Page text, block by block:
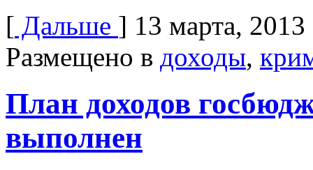
[ Дальше ] 13 марта, 2013
Размещено в доходы,
План доходов
выполнен